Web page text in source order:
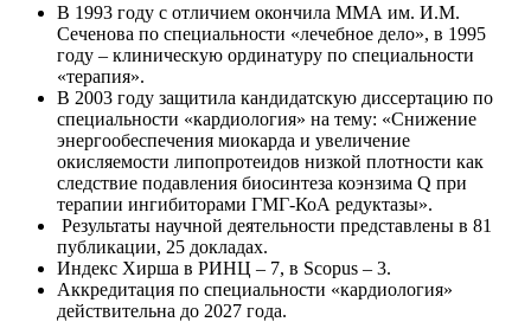
В 1993 году с отличием окончила ММА им. И.М.
Сеченова по специальности «лечебное дело», в 1995
году – клиническую ординатуру по специальности
«терапия».
В 2003 году защитила кандидатскую диссертацию по
специальности «кардиология» на тему: «Снижение
энергообеспечения миокарда и увеличение
окисляемости липопротеидов низкой плотности как
следствие подавления биосинтеза коэнзима Q при
терапии ингибиторами ГМГ-КоА редуктазы».
Результаты научной деятельности представлены в 81
публикации, 25 докладах.
Индекс Хирша в РИНЦ – 7, в Scopus – 3.
Аккредитация по специальности «кардиология»
действительна до 2027 года.